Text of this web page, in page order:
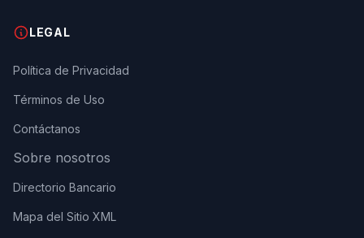
LEGAL
Política de Privacidad
Términos de Uso
Contáctanos
Sobre nosotros
Directorio Bancario
Mapa del Sitio XML